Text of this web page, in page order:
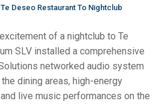
Deseo Restaurant To Nightclub
of a nightclub to Te
SLV installed a comprehensive
networked audio system
dining areas, high-energy
live music performances on the